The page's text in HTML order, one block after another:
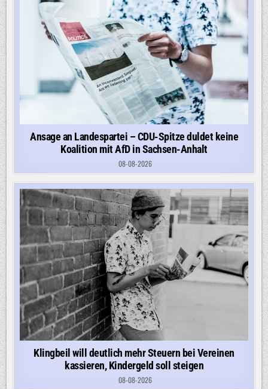
Ansage an Landespartei – CDU-Spitze duldet keine
Koalition mit AfD in Sachsen-Anhalt
08-08-2026
Klingbeil will deutlich mehr Steuern bei Vereinen
kassieren, Kindergeld soll steigen
08-08-2026